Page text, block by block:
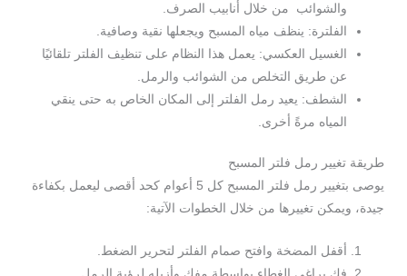
والشوائب من خلال أنابيب الصرف.
الفلترة: ينظف مياه المسبح ويجعلها نقية وصافية.
الغسيل العكسي: يعمل هذا النظام على تنظيف الفلتر تلقائيًا
عن طريق التخلص من الشوائب والرمل.
الشطف: يعيد رمل الفلتر إلى المكان الخاص به حتى ينقي
المياه مرةً أخرى.
طريقة تغيير رمل فلتر المسبح
يوصى بتغيير رمل فلتر المسبح كل 5 أعوام كحد أقصى ليعمل بكفاءة
جيدة، ويمكن تغييرها من خلال الخطوات الآتية:
أقفل المضخة وافتح صمام الفلتر لتحرير الضغط.